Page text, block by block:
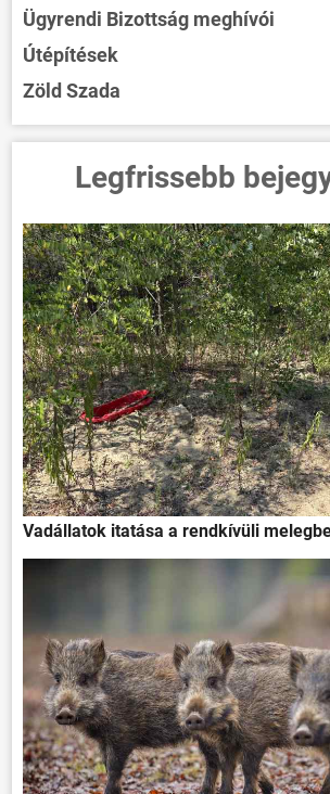
Ügyrendi Bizottság meghívói
Útépítések
Zöld Szada
Legfrissebb
Vadállatok itatása a rendkívüli